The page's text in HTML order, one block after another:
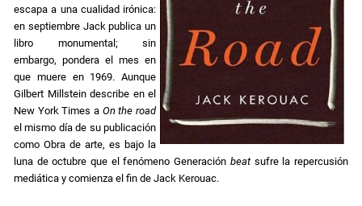
escapa a una cualidad irónica:
en septiembre Jack publica un
libro monumental; sin
embargo, pondera el mes en
que muere en 1969. Aunque
Gilbert Millstein describe en el
New York Times a On the road
el mismo día de su publicación
como Obra de arte, es bajo la
luna de octubre que el fenómeno Generación beatsufre la repercusión
mediática y comienza el fin de Jack Kerouac.